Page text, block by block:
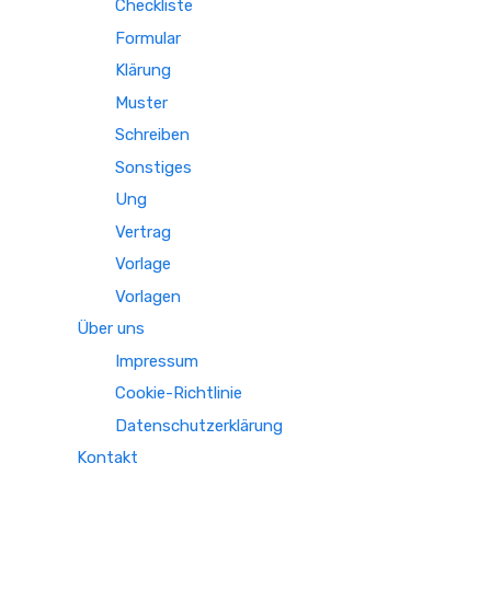
Checkliste
Formular
Klärung
Muster
Schreiben
Sonstiges
Ung
Vertrag
Vorlage
Vorlagen
Über uns
Impressum
Cookie-Richtlinie
Datenschutzerklärung
Kontakt